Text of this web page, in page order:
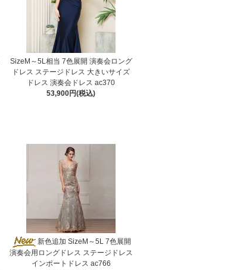
SizeM～5L相当 7色展開 演奏会ロング
ドレス ステージドレス 大きいサイズ
ドレス 演奏会ドレス ac370
53,900円(税込)
新色追加 SizeM～5L 7色展開
演奏会用ロングドレス ステージドレス
インポートドレス ac766